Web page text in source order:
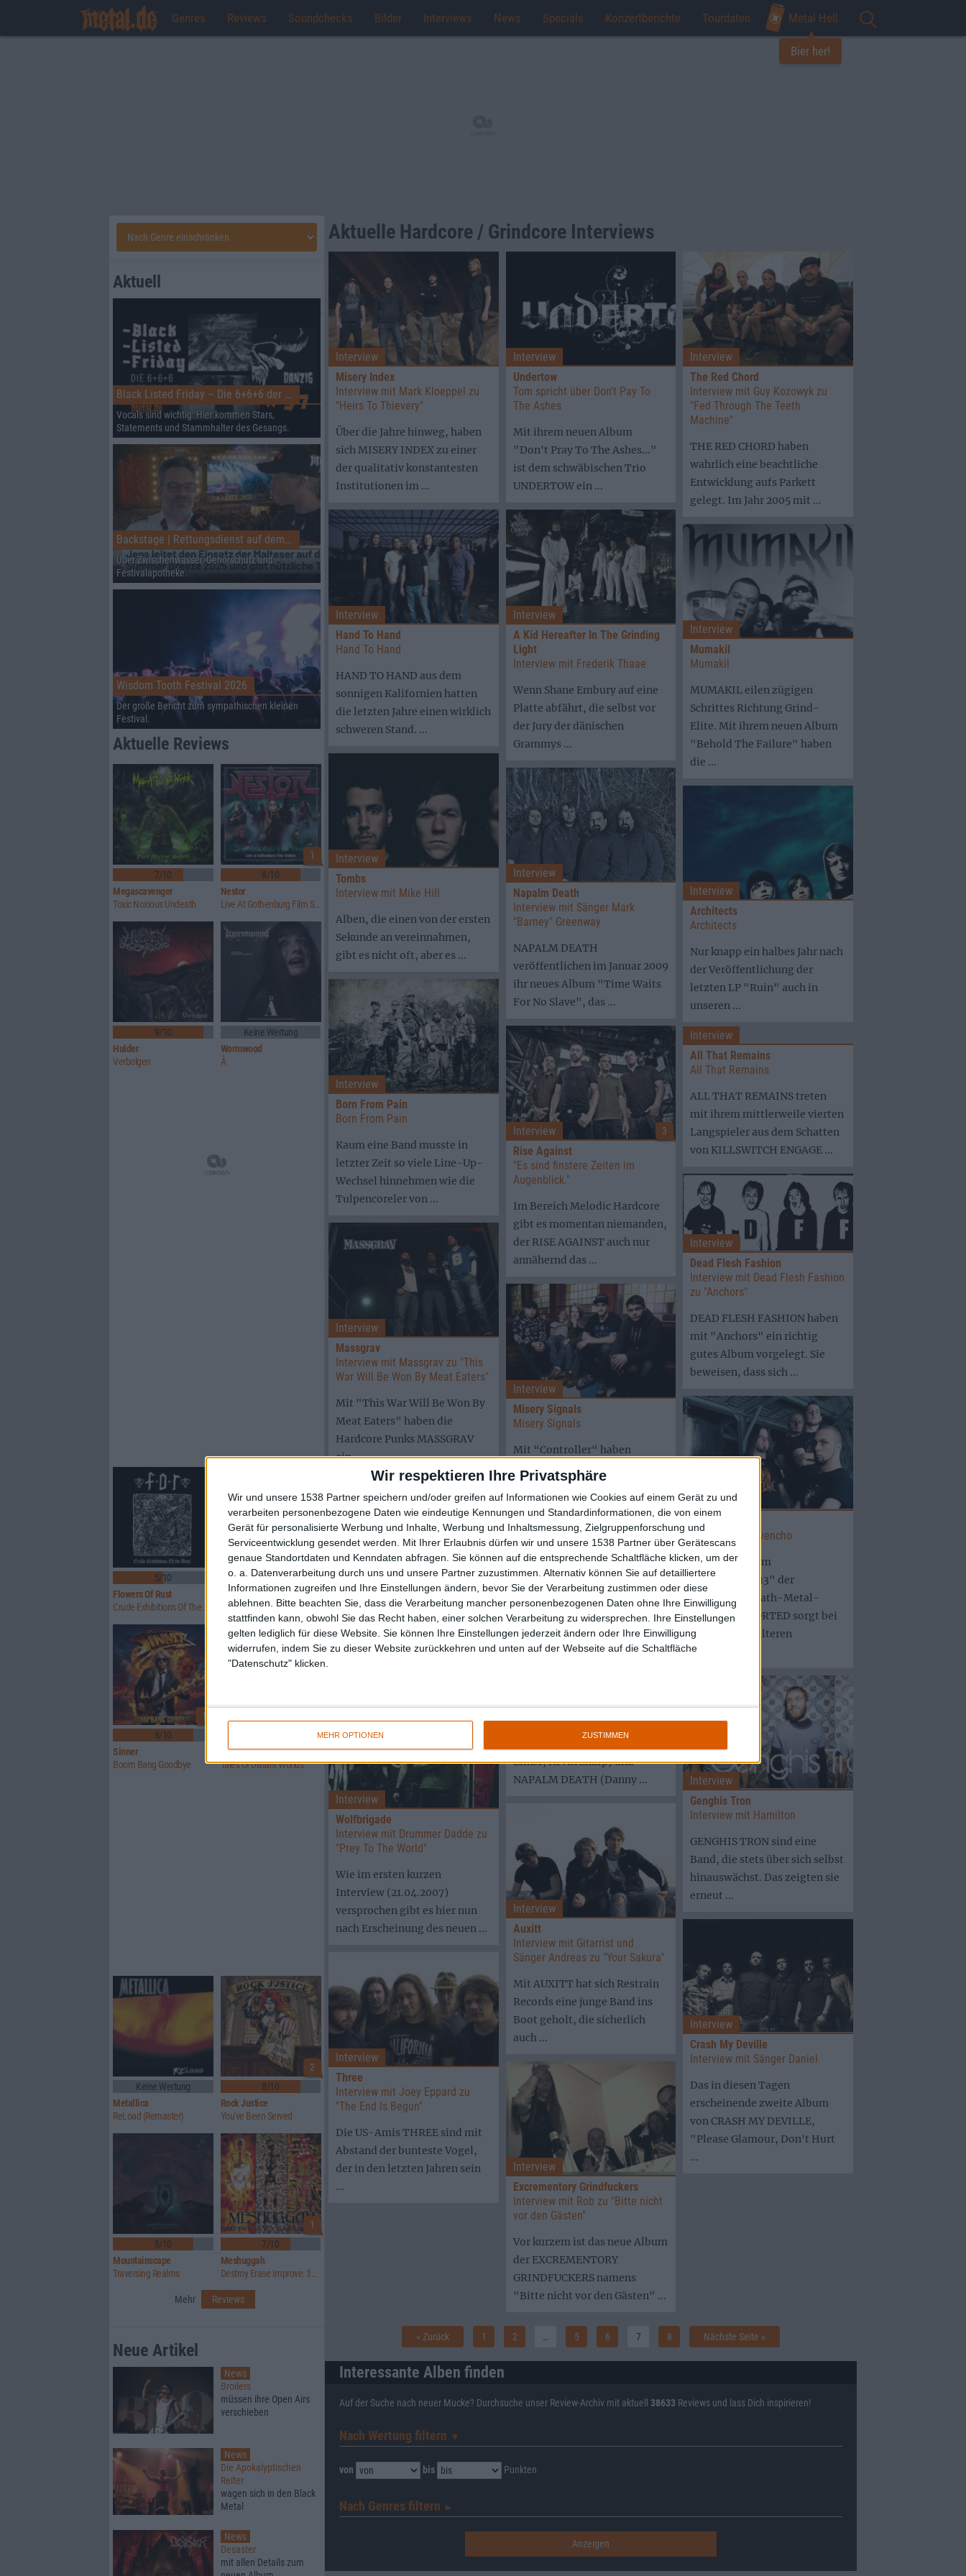
Wir respektieren Ihre Privatsphäre
Wir und unsere 1538 Partner speichern und/oder greifen auf Informationen wie Cookies auf einem Gerät zu und
verarbeiten personenbezogene Daten wie eindeutige Kennungen und Standardinformationen, die von einem
Gerät für personalisierte Werbung und Inhalte, Werbung und Inhaltsmessung, Zielgruppenforschung und
Serviceentwicklung gesendet werden.
Mit Ihrer Erlaubnis dürfen wir und unsere 1538 Partner über Gerätescans
genaue Standortdaten und Kenndaten abfragen. Sie können auf die entsprechende Schaltfläche klicken, um der
o. a. Datenverarbeitung durch uns und unsere Partner zuzustimmen. Alternativ können Sie auf detailliertere
Informationen zugreifen und Ihre Einstellungen ändern, bevor Sie der Verarbeitung zustimmen oder diese
ablehnen.
Bitte beachten Sie, dass die Verarbeitung mancher personenbezogenen Daten ohne Ihre Einwilligung
stattfinden kann, obwohl Sie das Recht haben, einer solchen Verarbeitung zu widersprechen. Ihre Einstellungen
gelten lediglich für diese Website. Sie können Ihre Einstellungen jederzeit ändern oder Ihre Einwilligung
widerrufen, indem Sie zu dieser Website zurückkehren und unten auf der Webseite auf die Schaltfläche
"Datenschutz" klicken.
MEHR OPTIONEN ZUSTIMMEN
Genres Reviews Soundchecks Bilder Interviews News Specials Konzertberichte Tourdaten Metal Hell
Bier her!
Aktuelle Hardcore / Grindcore Interviews
Interview
Misery Index
Interview mit Mark Kloeppel zu
"Heirs To Thievery"
Über die Jahre hinweg, haben
sich MISERY INDEX zu einer
der qualitativ konstantesten
Institutionen im ...
Interview
Undertow
Tom spricht über Don't Pay To
The Ashes
Mit ihrem neuen Album
"Don't Pray To The Ashes..."
ist dem schwäbischen Trio
UNDERTOW ein ...
Interview
The Red Chord
Interview mit Guy Kozowyk zu
"Fed Through The Teeth
Machine"
THE RED CHORD haben
wahrlich eine beachtliche
Entwicklung aufs Parkett
gelegt. Im Jahr 2005 mit ...
Interview
Hand To Hand
Hand To Hand
HAND TO HAND aus dem
sonnigen Kalifornien hatten
die letzten Jahre einen wirklich
schweren Stand. ...
Interview
A Kid Hereafter In The Grinding
Light
Interview mit Frederik Thaae
Wenn Shane Embury auf eine
Platte abfährt, die selbst vor
der Jury der dänischen
Grammys ...
Interview
Mumakil
Mumakil
MUMAKIL eilen zügigen
Schrittes Richtung Grind-
Elite. Mit ihrem neuen Album
"Behold The Failure" haben
die ...
Interview
Tombs
Interview mit Mike Hill
Alben, die einen von der ersten
Sekunde an vereinnahmen,
gibt es nicht oft, aber es ...
Interview
Napalm Death
Interview mit Sänger Mark
"Barney" Greenway
NAPALM DEATH
veröffentlichen im Januar 2009
ihr neues Album "Time Waits
For No Slave", das ...
Interview
Architects
Architects
Nur knapp ein halbes Jahr nach
der Veröffentlichung der
letzten LP "Ruin" auch in
unseren ...
Interview
Born From Pain
Born From Pain
Kaum eine Band musste in
letzter Zeit so viele Line-Up-
Wechsel hinnehmen wie die
Tulpencoreler von ...
Interview
Rise Against
"Es sind finstere Zeiten im
Augenblick."
Im Bereich Melodic Hardcore
gibt es momentan niemanden,
der RISE AGAINST auch nur
annähernd das ...
3
Interview
All That Remains
All That Remains
ALL THAT REMAINS treten
mit ihrem mittlerweile vierten
Langspieler aus dem Schatten
von KILLSWITCH ENGAGE ...
Interview
Dead Flesh Fashion
Interview mit Dead Flesh Fashion
zu "Anchors"
DEAD FLESH FASHION haben
mit "Anchors" ein richtig
gutes Album vorgelegt. Sie
beweisen, dass sich ...
Interview
Massgrav
Interview mit Massgrav zu "This
War Will Be Won By Meat Eaters"
Mit "This War Will Be Won By
Meat Eaters" haben die
Hardcore Punks MASSGRAV
ein ...
Interview
Misery Signals
Misery Signals
Mit “Controller“ haben
MISERY SIGNALS ein
Schwergewicht des
progressiven Metalcores in
den Ring geschickt, welches ...
Interview
Aborted
Interview mit Svencho
Das neue Album
"Strychnine.213" der
belgischen Death-Metal-
Maschine ABORTED sorgt bei
den Fans des älteren
Semesters ...
Interview
Wolfbrigade
Vorab-Interview mit Dadde zu
"Comalive"
Die schwedischen Crust-Punks
WOLFBRIGADE kündigen ein
neues Album an. Keine Frage,
dass Drummer und
Interview
Lilker, Kevin Sharp) und
NAPALM DEATH (Danny ...
Interview
Genghis Tron
Interview mit Hamilton
GENGHIS TRON sind eine
Band, die stets über sich selbst
hinauswächst. Das zeigten sie
erneut ...
Interview
Wolfbrigade
Interview mit Drummer Dadde zu
"Prey To The World"
Wie im ersten kurzen
Interview (21.04.2007)
versprochen gibt es hier nun
nach Erscheinung des neuen ...
Interview
Auxitt
Interview mit Gitarrist und
Sänger Andreas zu "Your Sakura"
Mit AUXITT hat sich Restrain
Records eine junge Band ins
Boot geholt, die sicherlich
auch ...
Interview
Crash My Deville
Interview mit Sänger Daniel
Das in diesen Tagen
erscheinende zweite Album
von CRASH MY DEVILLE,
"Please Glamour, Don't Hurt
...
Interview
Three
Interview mit Joey Eppard zu
"The End Is Begun"
Die US-Amis THREE sind mit
Abstand der bunteste Vogel,
der in den letzten Jahren sein
...
Interview
Excrementory Grindfuckers
Interview mit Rob zu "Bitte nicht
vor den Gästen"
Vor kurzem ist das neue Album
der EXCREMENTORY
GRINDFUCKERS namens
"Bitte nicht vor den Gästen" ...
« Zurück 1 2 5 6 7 8 Nächste Seite »
Interessante Alben finden
Auf der Suche nach neuer Mucke? Durchsuche unser Review-Archiv mit aktuell 38633 Reviews und lass Dich inspirieren!
Nach Wertung filtern ▼︎
von bis Punkten
Nach Genres filtern ►︎
Aktuell
Black Listed Friday – Die 6+6+6 der Woche
Vocals sind wichtig: Hier kommen Stars,
Statements und Stammhalter des Gesangs.
Backstage | Rettungsdienst auf dem Summer Breeze
Über Zwischenwasser, Gehörschutz und
Festivalapotheke.
Wisdom Tooth Festival 2026
Der große Bericht zum sympathischen kleinen
Festival.
Aktuelle Reviews
7/10
Megascavenger
Toxic Noxious Undeath
1
8/10
Nestor
Live At Gothenburg Film Studios
9/10
Hulder
Verbolgen
Keine Wertung
Wormwood
Å
5/10
Flowers Of Rust
8/10
Xandria
Eclipse
1
8/10
Sinner
Boom Bang Goodbye
Crusade Of Bards
Tales Of Distant Worlds
Keine Wertung
Metallica
ReLoad (Remaster)
2
8/10
Rock Justice
You've Been Served
8/10
Mountainscape
Traversing Realms
1
7/10
Meshuggah
Destroy Erase Improve: 30th Anniversary Edition
Mehr Reviews
Neue Artikel
News
Broilers
müssen ihre Open Airs
verschieben
News
Die Apokalyptischen
Reiter
wagen sich in den Black
Metal
News
Desaster
mit allen Details zum